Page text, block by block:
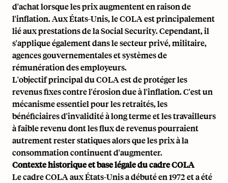
d'achat lorsque les prix augmentent en raison de
l'inflation. Aux États-Unis, le COLA est principalement
lié aux prestations de la Social Security. Cependant, il
s'applique également dans le secteur privé, militaire,
agences gouvernementales et systèmes de
rémunération des employeurs.
L'objectif principal du COLA est de protéger les
revenus fixes contre l'érosion due à l'inflation. C'est un
mécanisme essentiel pour les retraités, les
bénéficiaires d'invalidité à long terme et les travailleurs
à faible revenu dont les flux de revenus pourraient
autrement rester statiques alors que les prix à la
consommation continuent d'augmenter.
Contexte historique et base légale du cadre COLA
Le cadre COLA aux États-Unis a débuté en 1972 et a été